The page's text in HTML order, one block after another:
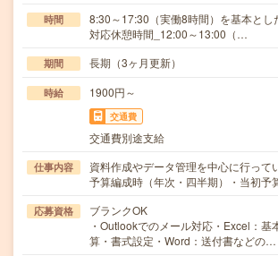
時間
8:30～17:30（実働8時間）を基本とし
対応休憩時間_12:00～13:00（…
期間 長期（3ヶ月更新）
時給 1900円～
交通費
交通費別途支給
仕事内容
資料作成やデータ管理を中心に行って
予算編成時（年次・四半期）・当初
応募資格
ブランクOK
・Outlookでのメール対応・Excel：基
算・書式設定・Word：送付書などの…